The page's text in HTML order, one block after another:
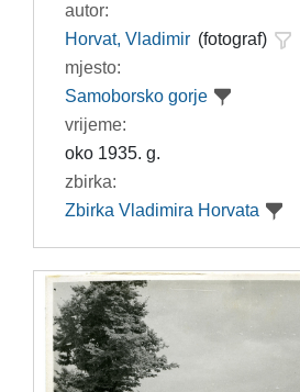
autor:
Horvat, Vladimir (fotograf)
mjesto:
Samoborsko gorje
vrijeme:
oko 1935. g.
zbirka:
Zbirka Vladimira Horvata